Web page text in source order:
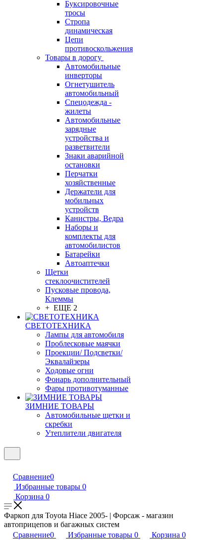
Буксировочные
тросы
Стропа
динамическая
Цепи
противоскольжения
Товары в дорогу
Автомобильные
инверторы
Огнетушитель
автомобильный
Спецодежда -
жилеты
Автомобильные
зарядные
устройства и
разветвители
Знаки аварийной
остановки
Перчатки
хозяйственные
Держатели для
мобильных
устройств
Канистры, Ведра
Наборы и
комплекты для
автомобилистов
Батарейки
Автоаптечки
Щетки
стеклоочистителей
Пусковые провода,
Клеммы
+ ЕЩЕ 2
СВЕТОТЕХНИКА
Лампы для автомобиля
Проблесковые маячки
Проекции/ Подсветки/
Эквалайзеры
Ходовые огни
Фонарь дополнительный
Фары противотуманные
ЗИМНИЕ ТОВАРЫ
Автомобильные щетки и
скребки
Утеплители двигателя
Сравнение0
Избранные товары 0
Корзина 0
Фаркоп для Toyota Hiace 2005- | Форсаж - магазин
автоприцепов и багажных систем
Сравнение0 Избранные товары 0 Корзина 0